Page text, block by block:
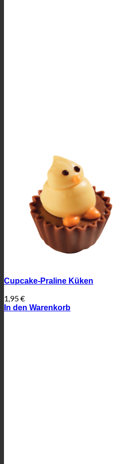
Cupcake-Praline Küken
1,95€
In den Warenkorb